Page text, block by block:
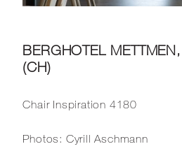
BERGHOTEL
(CH)
Chair Inspiration 4180
Photos: Cyrill Aschmann